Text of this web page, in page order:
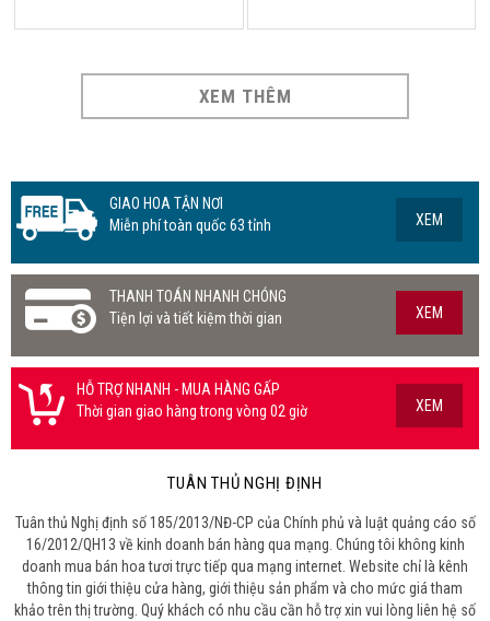
XEM THÊM
GIAO HOA TẬN NƠI
Miễn phí toàn quốc 63 tỉnh
XEM
THANH TOÁN NHANH CHÓNG
Tiện lợi và tiết kiệm thời gian
XEM
HỖ TRỢ NHANH - MUA HÀNG GẤP
Thời gian giao hàng trong vòng 02 giờ
XEM
TUÂN THỦ NGHỊ ĐỊNH
Tuân thủ Nghị định số 185/2013/NĐ-CP của Chính phủ và luật quảng cáo số
16/2012/QH13 về kinh doanh bán hàng qua mạng. Chúng tôi không kinh
doanh mua bán hoa tươi trực tiếp qua mạng internet. Website chỉ là kênh
thông tin giới thiệu cửa hàng, giới thiệu sản phẩm và cho mức giá tham
khảo trên thị trường. Quý khách có nhu cầu cần hỗ trợ xin vui lòng liên hệ số